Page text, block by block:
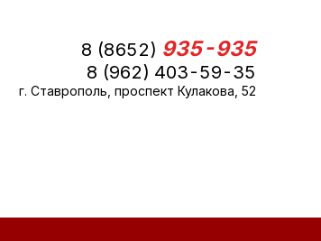
8 (8652) 935-935
8 (962) 403-59-35
г. Ставрополь, проспект Кулакова, 52